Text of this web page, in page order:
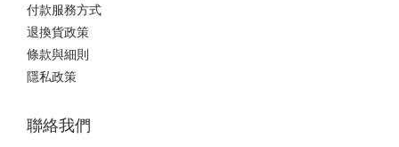
付款服務方式
退換貨政策
條款與細則
隱私政策
聯絡我們